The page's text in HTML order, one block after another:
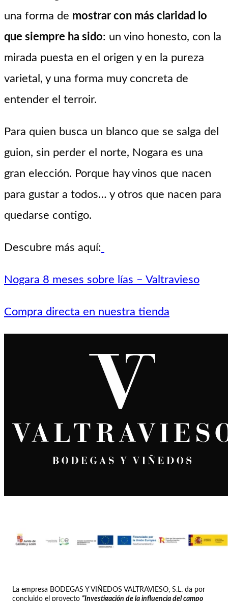
una forma de mostrar con más claridad lo
que siempre ha sido: un vino honesto, con la
mirada puesta en el origen y en la pureza
varietal, y una forma muy concreta de
entender el terroir.
Para quien busca un blanco que se salga del
guion, sin perder el norte, Nogara es una
gran elección. Porque hay vinos que nacen
para gustar a todos… y otros que nacen para
quedarse contigo.
Descubre más aquí:
Nogara 8 meses sobre lías – Valtravieso
Compra directa en nuestra tienda
La empresa BODEGAS Y VIÑEDOS VALTRAVIESO, S.L. da por
concluido el proyecto “Investigación de la influencia del campo